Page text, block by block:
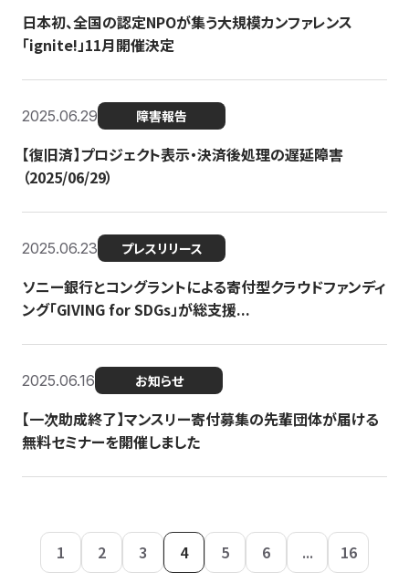
日本初、全国の認定NPOが集う大規模カンファレンス
「ignite!」11月開催決定
2025.06.29 障害報告
【復旧済】プロジェクト表示・決済後処理の遅延障害
（2025/06/29）
2025.06.23 プレスリリース
ソニー銀行とコングラントによる寄付型クラウドファンディ
ング「GIVING for SDGs」が総支援...
2025.06.16 お知らせ
【一次助成終了】マンスリー寄付募集の先輩団体が届ける
無料セミナーを開催しました
1 2 3 4 5 6 ... 16